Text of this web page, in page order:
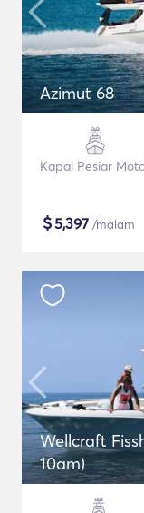
Azimut 68
Kapal Pesiar
$5,397 /malam
Wellcraft
10am)